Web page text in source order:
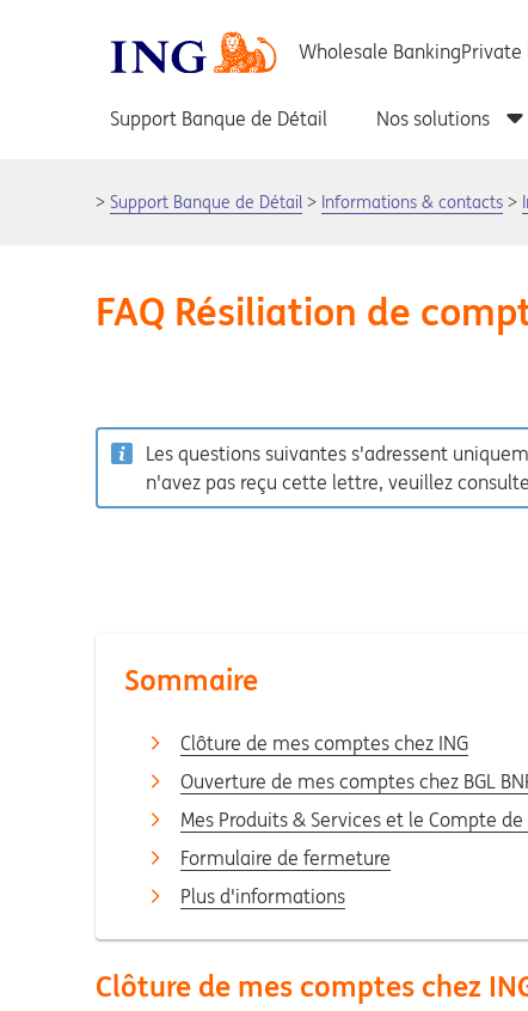
Support Banque de Détail Informations & contacts
FAQ Résiliation de
Les questions suivantes s'adressent
n'avez pas reçu cette lettre, veuillez
Sommaire
Clôture de mes comptes chez ING
Ouverture de mes comptes chez BGL
Mes Produits & Services et le Compte
Formulaire de fermeture
Plus d'informations
Clôture de mes comptes chez